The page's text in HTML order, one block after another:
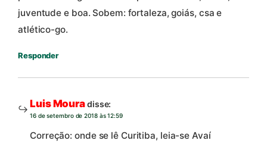
juventude e boa. Sobem: fortaleza, goiás, csa e
atlético-go.
Responder
Luis Mouradisse:
16 de setembro de 2018 às 12:59
Correção: onde se lê Curitiba, leia-se Avaí